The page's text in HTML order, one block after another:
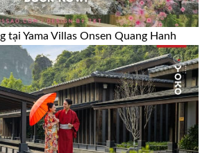
tại Yama Villas Onsen Quang Hanh